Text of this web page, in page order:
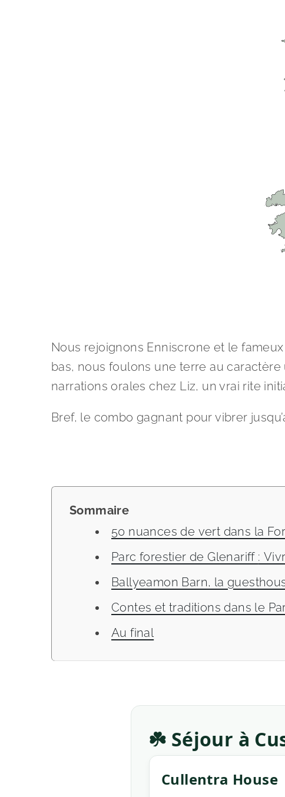
Nous rejoignons Enniscrone et le
bas, nous foulons une terre au
narrations orales chez Liz, un vrai rite
Bref, le combo gagnant pour vibrer
Sommaire
50 nuances de vert dans la
Parc
Ballyeamon Barn, la
Contes et traditions dans le
Au final
☘️ Séjour à
Cullentra House